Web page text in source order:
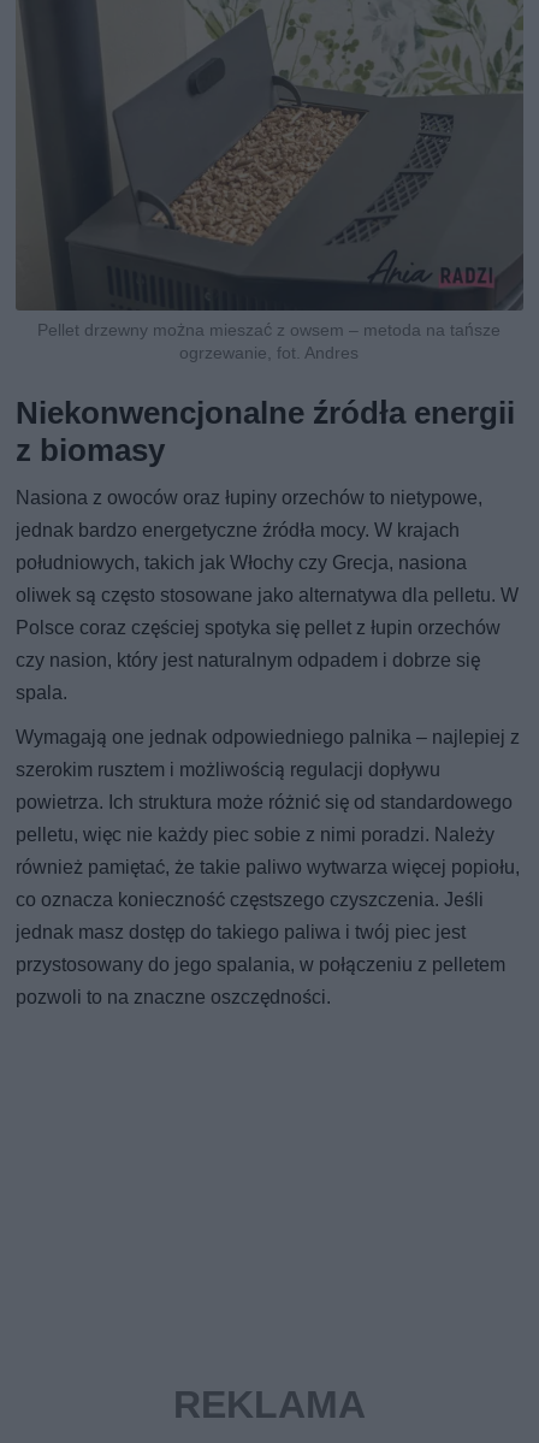
Pellet drzewny można mieszać z owsem – metoda na tańsze
ogrzewanie, fot. Andres
Niekonwencjonalne źródła energii
z biomasy
Nasiona z owoców oraz łupiny orzechów to nietypowe,
jednak bardzo energetyczne źródła mocy. W krajach
południowych, takich jak Włochy czy Grecja, nasiona
oliwek są często stosowane jako alternatywa dla pelletu. W
Polsce coraz częściej spotyka się pellet z łupin orzechów
czy nasion, który jest naturalnym odpadem i dobrze się
spala.
Wymagają one jednak odpowiedniego palnika – najlepiej z
szerokim rusztem i możliwością regulacji dopływu
powietrza. Ich struktura może różnić się od standardowego
pelletu, więc nie każdy piec sobie z nimi poradzi. Należy
również pamiętać, że takie paliwo wytwarza więcej popiołu,
co oznacza konieczność częstszego czyszczenia. Jeśli
jednak masz dostęp do takiego paliwa i twój piec jest
przystosowany do jego spalania, w połączeniu z pelletem
pozwoli to na znaczne oszczędności.